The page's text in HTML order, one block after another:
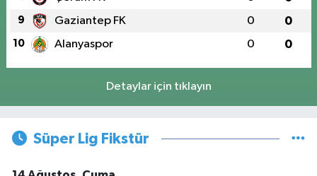
9 Gaziantep FK 0 0
10 Alanyaspor 0 0
Detaylar için tıklayın
Süper Lig Fikstür